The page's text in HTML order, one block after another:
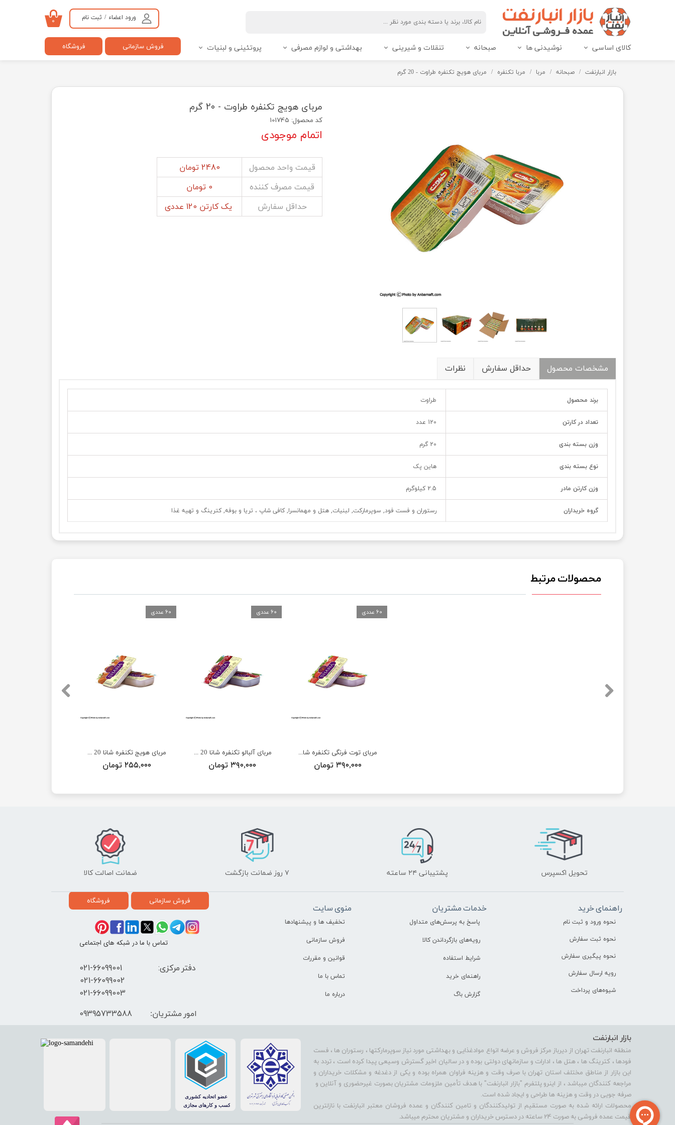
ورود اعضاء / ثبت نام
تغییر گذر واژه
خروج از حساب کاربری
۰
کالای اساسی نوشیدنی ها صبحانه تنقلات و شیرینی بهداشتی و لوازم مصرفی پروتئینی و لبنیات فروش سازمانی فروشگاه
بازار انبارنفت صبحانه مربا مربا تکنفره مربای هویج تکنفره طراوت - 20 گرم
مربای هویج تکنفره طراوت - 20 گرم
کد محصول: 101745
اتمام موجودی
قیمت واحد محصول
2480 تومان
قیمت مصرف کننده
0 تومان
حداقل سفارش
یک کارتن 120 عددی
مشخصات محصول حداقل سفارش نظرات
برند محصول طراوت
تعداد در کارتن 120 عدد
وزن بسته بندی 20 گرم
نوع بسته بندی هاین پک
وزن کارتن مادر 2.5 کیلوگرم
گروه خریداران رستوران و فست فود, سوپرمارکت, لبنیات, هتل و مهمانسرا, کافی شاپ ، تریا و بوفه, کترینگ و تهیه غذا
محصولات مرتبط
مربای هویج تکنفره شانا 20 گرم
۲۵۵,۰۰۰ تومان
60 عددی
مربای آلبالو تکنفره شانا 20 گرم
۳۹۰,۰۰۰ تومان
60 عددی
مربای توت فرنگی تکنفره شانا 20 گرم
۳۹۰,۰۰۰ تومان
60 عددی
بازار انبارنفت
منطقه انبارنفت تهران از دیرباز مرکز فروش و عرضه انواع موادغذایی و بهداشتی مورد نیاز سوپرمارکتها ، رستوران ها ، فست
فودها ، کترینگ ها ، هتل ها ، ادارات و سازمانهای دولتی بوده و در سالیان اخیر گسترش وسیعی پیدا کرده است ، تردد به
این بازار از مناطق مختلف استان تهران با صرف وقت و هزینه فراوان همراه بوده و یکی از دغدغه و مشکلات خریداران و
مراجعه کنندگان میباشد ، از اینرو پلتفرم "بازار انبارنفت" با هدف تأمین ملزومات مشتریان بصورت غیرحضوری و آنلاین و
صرفه جویی در وقت و هزینه ها طراحی و ایجاد شده است.
محصولات ارائه شده به صورت مستقیم از تولیدکنندگان و تامین کنندگان و عمده فروشان معتبر انبارنفت با نازلترین
قیمت عمده فروشی به صورت 24 ساعته در دسترس خریداران و مشتریان محترم میباشد.
تحویل اکسپرس پشتیبانی ۲۴ ساعته ۷ روز ضمانت بازگشت ضمانت اصالت کالا
راهنمای خرید
نحوه ورود و ثبت نام
نحوه ثبت سفارش
نحوه پیگیری سفارش
رویه ارسال سفارش
شیوه‌های پرداخت
خدمات مشتریان
پاسخ به پرسش‌های متداول
رویه‌های بازگرداندن کالا
شرایط استفاده
راهنمای خرید
گزارش باگ
منوی سایت
تخفیف ها و پیشنهادها
فروش سازمانی
قوانین و مقررات
تماس با ما
درباره ما
فروش سازمانی فروشگاه
دفتر مرکزی: 66099001-021
امور مشتریان: 09395733588
​021-66099002
تماس با ما در شبکه های اجتماعی